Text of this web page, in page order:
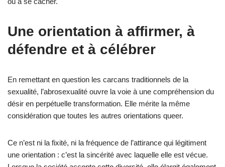
Une orientation à affirmer, à
défendre et à célébrer
En remettant en question les carcans traditionnels de la
sexualité, l’abrosexualité ouvre la voie à une compréhension du
désir en perpétuelle transformation. Elle mérite la même
considération que toutes les autres orientations queer.
Ce n’est ni la fixité, ni la fréquence de l’attirance qui légitiment
une orientation : c’est la sincérité avec laquelle elle est vécue.